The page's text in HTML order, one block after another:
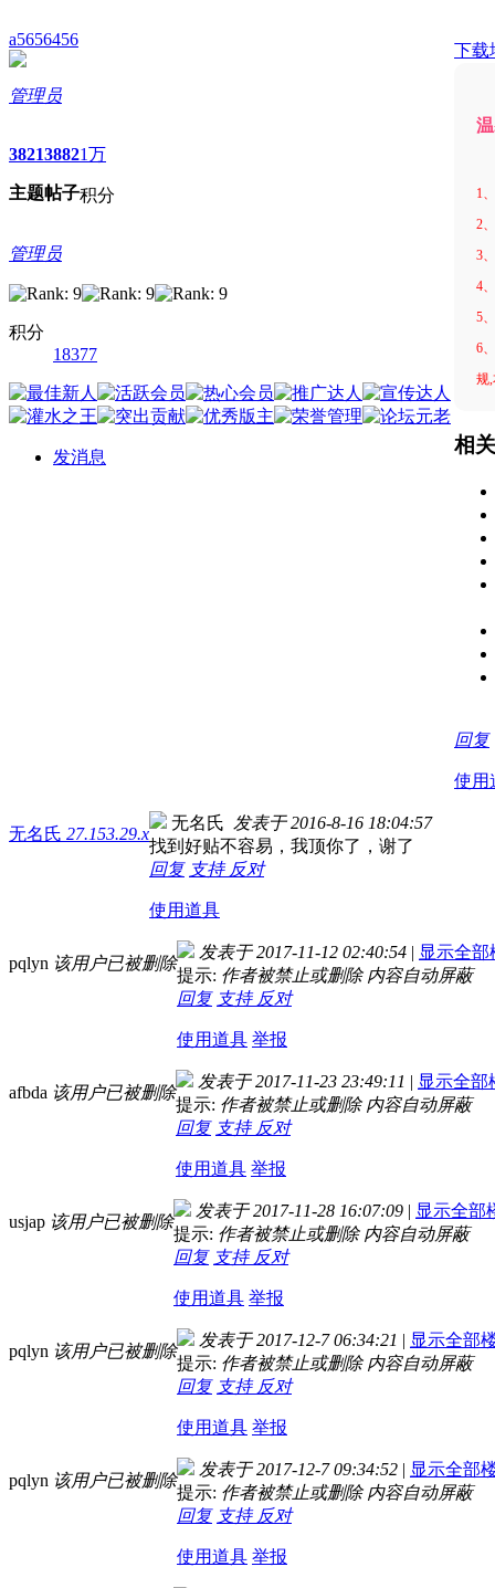
a5656456
管理员
3821
主题
3882
帖子
1万
积分
管理员
积分
18377
发消息
下
1
2
3
4
5
6
规
相
回复
使用
无名氏 27.153.29.x
无名氏 发表于 2016-8-16 18:04:57
找到好贴不容易，我顶你了，谢了
回复 支持 反对
使用道具
pqlyn 该用户已被删除
发表于 2017-11-12 02:40:54
显示全部
提示: 作者被禁止或删除 内容自动屏蔽
回复 支持 反对
使用道具 举报
afbda 该用户已被删除
发表于 2017-11-23 23:49:11
显示全部
提示: 作者被禁止或删除 内容自动屏蔽
回复 支持 反对
使用道具 举报
usjap 该用户已被删除
发表于 2017-11-28 16:07:09
显示全部
提示: 作者被禁止或删除 内容自动屏蔽
回复 支持 反对
使用道具 举报
pqlyn 该用户已被删除
发表于 2017-12-7 06:34:21
显示全部
提示: 作者被禁止或删除 内容自动屏蔽
回复 支持 反对
使用道具 举报
pqlyn 该用户已被删除
发表于 2017-12-7 09:34:52
显示全部
提示: 作者被禁止或删除 内容自动屏蔽
回复 支持 反对
使用道具 举报